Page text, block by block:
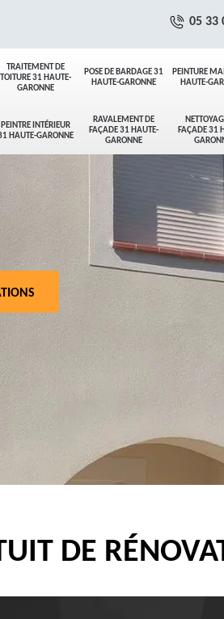
TRAITEMENT DE
TOITURE 31 HAUTE-
GARONNE
POSE DE BARDAGE 31
HAUTE-GARONNE
PEINTURE
HAUTE-
PEINTRE INTÉRIEUR
HAUTE-GARONNE
RAVALEMENT DE
FAÇADE 31 HAUTE-
GARONNE
FAÇADE 31
05 33
DE